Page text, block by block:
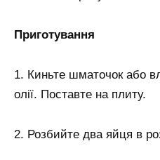
Приготування
1. Киньте шматочок або
олії. Поставте на плиту.
2. Розбийте два яйця в